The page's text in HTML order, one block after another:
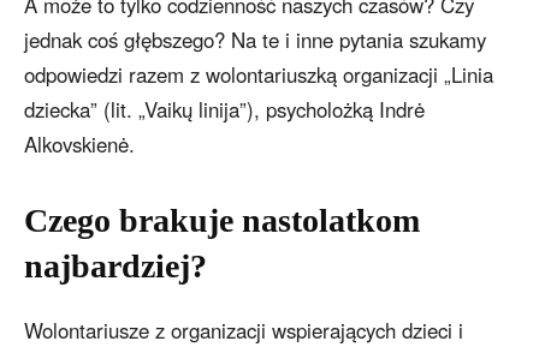
jednak coś głębszego? Na te i inne pytania szukamy
odpowiedzi razem z wolontariuszką organizacji „Linia
dziecka” (lit. „Vaikų linija”), psycholożką Indrė
Alkovskienė.
Czego brakuje nastolatkom
najbardziej?
Wolontariusze z organizacji wspierających dzieci i